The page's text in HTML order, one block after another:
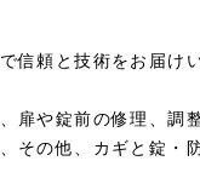
信頼と技術をお届け
扉や錠前の修理、調
その他、カギと錠・